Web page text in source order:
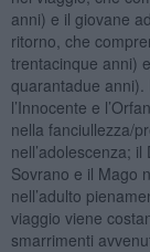
anni) e il giovane
ritorno, che
trentacinque anni)
quarantadue anni).
l’Innocente e
nella fanciullezza/
nell’adolescenza;
Sovrano e il Mago
nell’adulto
viaggio viene
smarrimenti